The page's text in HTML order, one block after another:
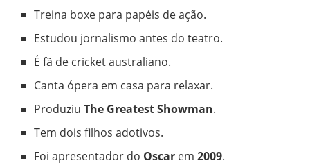
Treina boxe para papéis de ação.
Estudou jornalismo antes do teatro.
É fã de cricket australiano.
Canta ópera em casa para relaxar.
ProduziuThe Greatest Showman.
Tem dois filhos adotivos.
Foi apresentador do Oscar em2009.